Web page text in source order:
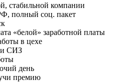
стабильной компании
полный соц. пакет
«белой» заработной платы
в цехе
и СИЗ
день
премию